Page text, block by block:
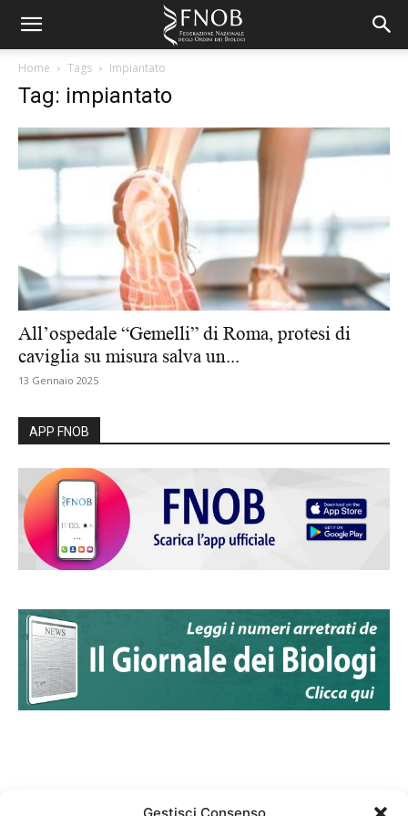
Home Tags Impiantato
Tag: impiantato
All’ospedale “Gemelli” di Roma, protesi di
caviglia su misura salva un...
13 Gennaio 2025
APP FNOB